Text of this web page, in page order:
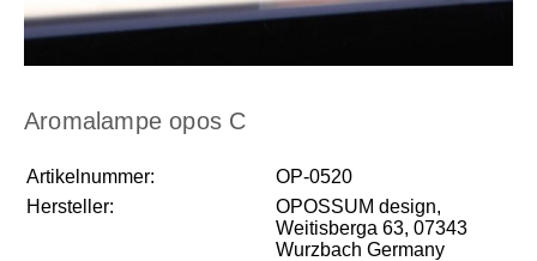
Aromalampe opos C
Artikelnummer:
OP-0520
Hersteller:
OPOSSUM design,
Weitisberga 63, 07343
Wurzbach Germany